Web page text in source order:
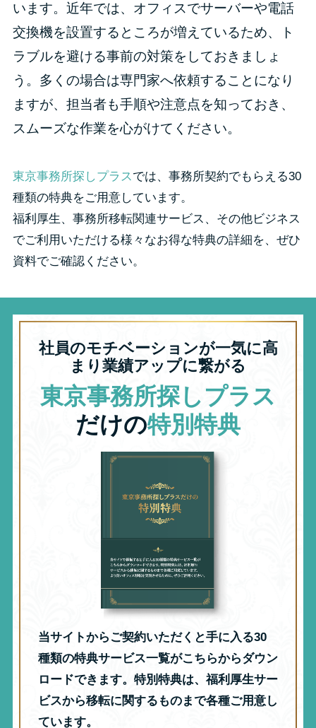
います。近年では、オフィスでサーバーや電話
交換機を設置するところが増えているため、ト
ラブルを避ける事前の対策をしておきましょ
う。多くの場合は専門家へ依頼することになり
ますが、担当者も手順や注意点を知っておき、
スムーズな作業を心がけてください。
東京事務所探しプラスでは、事務所契約でもらえる30
種類の特典をご用意しています。
福利厚生、事務所移転関連サービス、その他ビジネス
でご利用いただける様々なお得な特典の詳細を、ぜひ
資料でご確認ください。
社員のモチベーションが一気に高
まり業績アップに繋がる
東京事務所探しプラス
だけの特別特典
当サイトからご契約いただくと手に入る30
種類の特典サービス一覧がこちらからダウン
ロードできます。特別特典は、福利厚生サー
ビスから移転に関するものまで各種ご用意し
ています。